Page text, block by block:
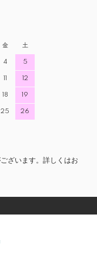
金 土
4 5
11 12
18 19
25 26
ざいます。詳しくはお